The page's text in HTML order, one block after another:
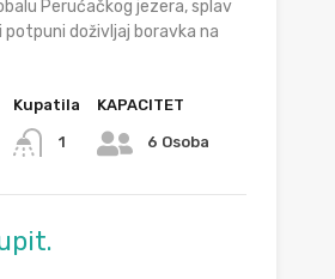
Perućačkog jezera, splav
doživljaj boravka na
Kupatila
1
KAPACITET
6 Osoba